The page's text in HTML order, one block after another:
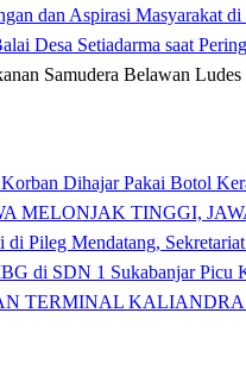
dan Aspirasi Masyarakat
Desa Setiadarma saat
Dihajar Pakai Botol
MELONJAK TINGGI,
Pileg Mendatang,
di SDN 1 Sukabanjar Picu
TERMINAL